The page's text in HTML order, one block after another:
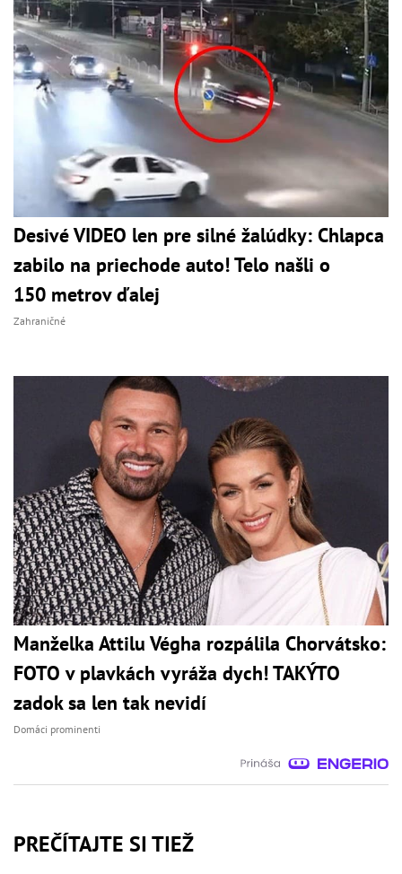
Desivé VIDEO len pre silné žalúdky: Chlapca
zabilo na priechode auto! Telo našli o
150 metrov ďalej
Zahraničné
Manželka Attilu Végha rozpálila Chorvátsko:
FOTO v plavkách vyráža dych! TAKÝTO
zadok sa len tak nevidí
Domáci prominenti
PREČÍTAJTE SI TIEŽ